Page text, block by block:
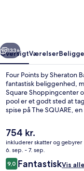
Sukhumvit
Næste
133+
OversigtVærelser
Four Points by Sheraton
fantastisk beliggenhed,
Square Shoppingcenter
pool er et godt sted at
spise på The SQUARE,
aftensmad. Dette hotel
bar/lounge, et
korte gåtur til offentlig
minutter derfra og Nana
Den
nuværende
pris
er
754 kr.
754 kr.
inkluderer skatter og gebyrer
6. sep. - 7. sep.
Anmeldelser
9,09,0 ud af 10.
FantastiskVis